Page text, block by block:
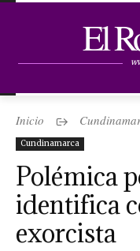
El
Inicio
Cundinamarca
Polémica
identifica
exorcista